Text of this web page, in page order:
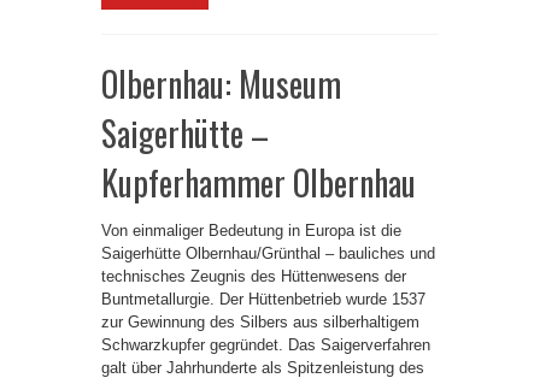
Olbernhau: Museum
Saigerhütte –
Kupferhammer Olbernhau
Von einmaliger Bedeutung in Europa ist die
Saigerhütte Olbernhau/Grünthal – bauliches und
technisches Zeugnis des Hüttenwesens der
Buntmetallurgie. Der Hüttenbetrieb wurde 1537
zur Gewinnung des Silbers aus silberhaltigem
Schwarzkupfer gegründet. Das Saigerverfahren
galt über Jahrhunderte als Spitzenleistung des